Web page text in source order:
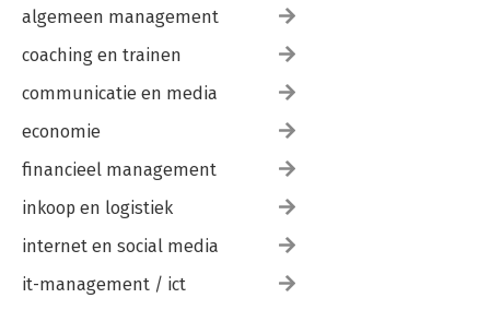
algemeen management
coaching en trainen
communicatie en media
economie
financieel management
inkoop en logistiek
internet en social media
it-management / ict